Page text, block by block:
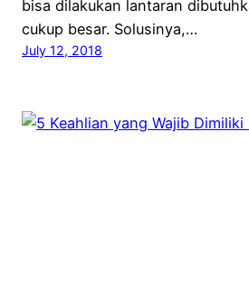
bisa dilakukan lantaran
cukup besar. Solusinya,…
July 12, 2018